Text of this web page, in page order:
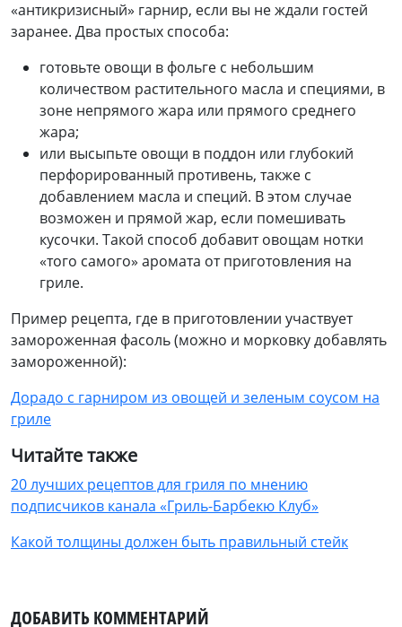
«антикризисный» гарнир, если вы не ждали гостей
заранее. Два простых способа:
готовьте овощи в фольге с небольшим
количеством растительного масла и специями, в
зоне непрямого жара или прямого среднего
жара;
или высыпьте овощи в поддон или глубокий
перфорированный противень, также с
добавлением масла и специй. В этом случае
возможен и прямой жар, если помешивать
кусочки. Такой способ добавит овощам нотки
«того самого» аромата от приготовления на
гриле.
Пример рецепта, где в приготовлении участвует
замороженная фасоль (можно и морковку добавлять
замороженной):
Дорадо с гарниром из овощей и зеленым соусом на
гриле
Читайте также
20 лучших рецептов для гриля по мнению
подписчиков канала «Гриль-Барбекю Клуб»
Какой толщины должен быть правильный стейк
ДОБАВИТЬ КОММЕНТАРИЙ